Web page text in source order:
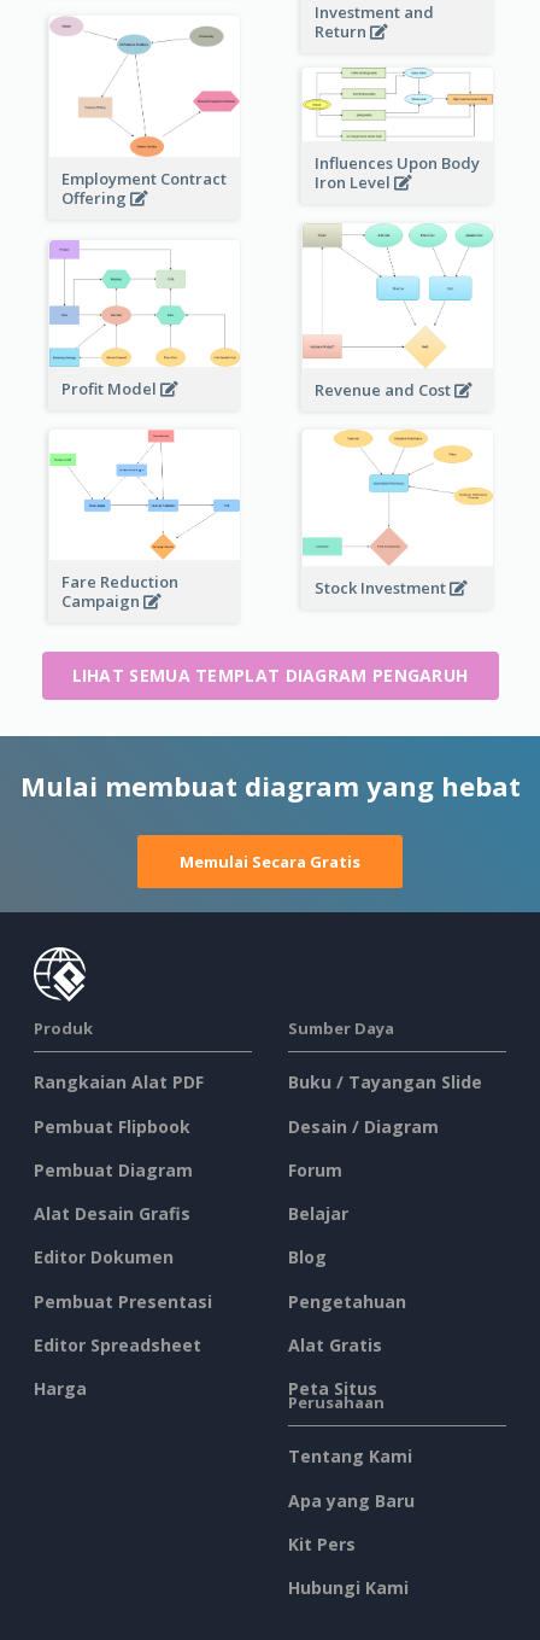
Investment and
Return
Employment Contract
Offering
Influences Upon Body
Iron Level
Revenue and Cost
Profit Model
Fare Reduction
Campaign
Stock Investment
LIHAT SEMUA TEMPLAT DIAGRAM PENGARUH
Mulai membuat diagram yang hebat
Memulai Secara Gratis
Produk
Rangkaian Alat PDF
Pembuat Flipbook
Pembuat Diagram
Alat Desain Grafis
Editor Dokumen
Pembuat Presentasi
Editor Spreadsheet
Harga
Sumber Daya
Buku / Tayangan Slide
Desain / Diagram
Forum
Belajar
Blog
Pengetahuan
Alat Gratis
Peta Situs
Perusahaan
Tentang Kami
Apa yang Baru
Kit Pers
Hubungi Kami